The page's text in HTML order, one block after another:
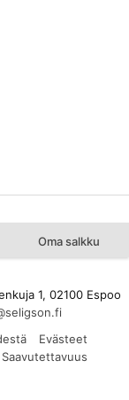
Oma salkku
1, 02100 Espoo
Evästeet
Saavutettavuus